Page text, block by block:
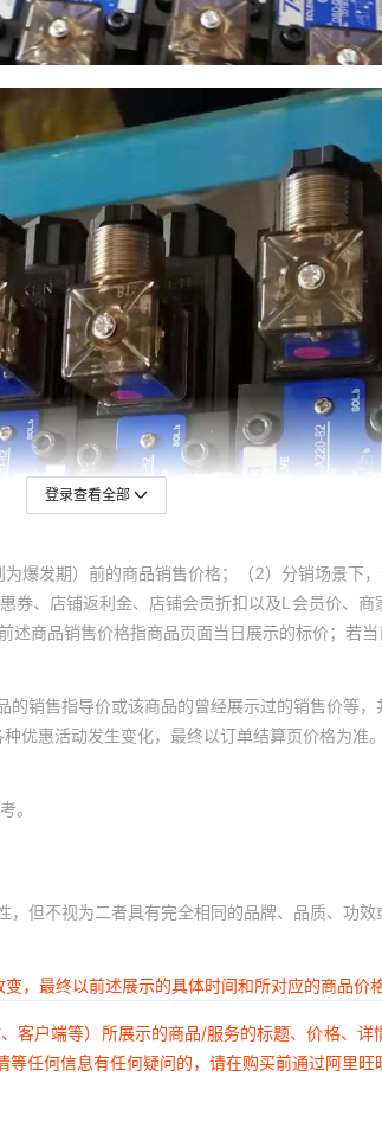
登录查看全部
爆发期）前的商品销售价格；（2）分销场景
、店铺返利金、店铺会员折扣以及L会员价、
商品销售价格指商品页面当日展示的标价；若
销售指导价或该商品的曾经展示过的销售价等，
优惠活动发生变化，最终以订单结算页价格为准。
。
但不视为二者具有完全相同的品牌、品质、功效
，最终以前述展示的具体时间和所对应的商品价格
户端等）所展示的商品/服务的标题、价格、
任何信息有任何疑问的，请在购买前通过阿里